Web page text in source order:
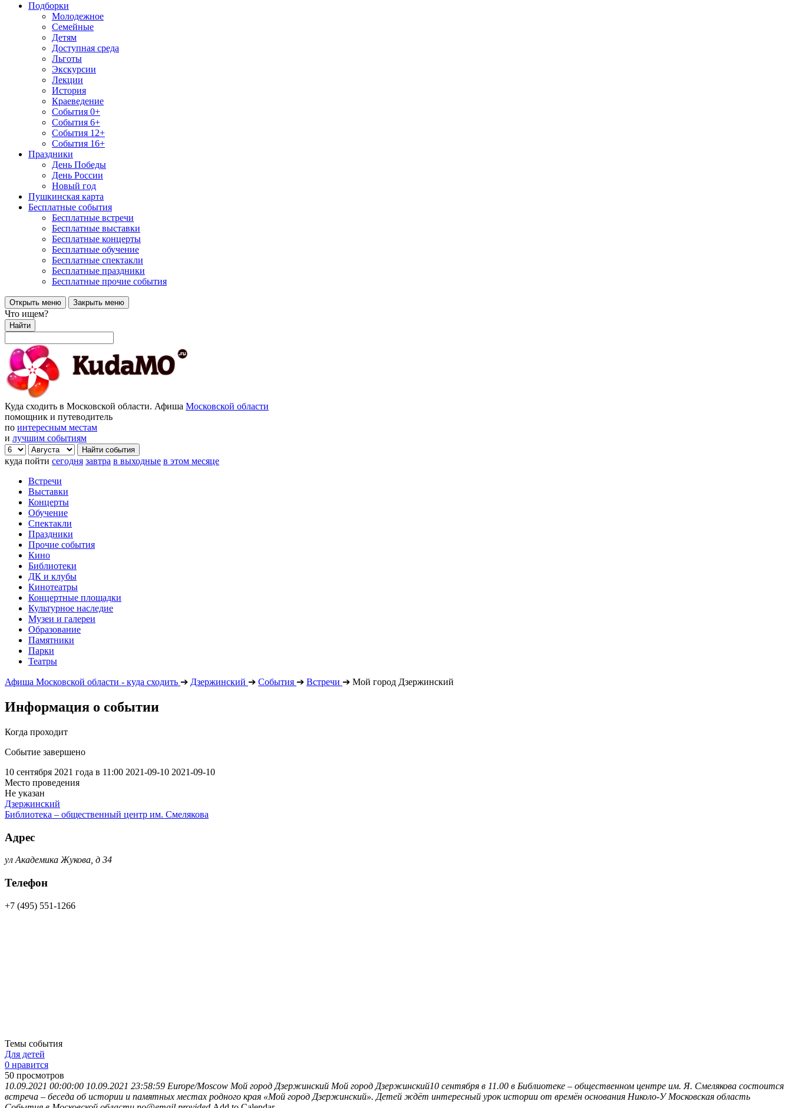
Подборки
Молодежное
Семейные
Детям
Доступная среда
Льготы
Экскурсии
Лекции
История
Краеведение
События 0+
События 6+
События 12+
События 16+
Праздники
День Победы
День России
Новый год
Пушкинская карта
Бесплатные события
Бесплатные встречи
Бесплатные выставки
Бесплатные концерты
Бесплатные обучение
Бесплатные спектакли
Бесплатные праздники
Бесплатные прочие события
Открыть меню Закрыть меню
Что ищем?
Найти
Куда сходить в Московской области. Афиша Московской области
помощник и путеводитель
по интересным местам
и лучшим событиям
куда пойти сегодня завтра в выходные в этом месяце
Встречи
Выставки
Концерты
Обучение
Спектакли
Праздники
Прочие события
Кино
Библиотеки
ДК и клубы
Кинотеатры
Концертные площадки
Культурное наследие
Музеи и галереи
Образование
Памятники
Парки
Театры
Афиша Московской области - куда сходить ➔ Дзержинский ➔ События ➔ Встречи ➔ Мой город Дзержинский
Информация о событии
Когда проходит
Событие завершено
10 сентября 2021 года в 11:00 2021-09-10 2021-09-10
Место проведения
Не указан
Дзержинский
Библиотека – общественный центр им. Смелякова
Адрес
ул Академика Жукова, д 34
Телефон
+7 (495) 551-1266
Темы события
Для детей
0 нравится
50 просмотров
10.09.2021 00:00:00 10.09.2021 23:58:59 Europe/Moscow Мой город Дзержинский Мой город Дзержинский10 сентября в 11.00 в Библиотеке – общественном центре им. Я. Смелякова состоится
встреча – беседа об истории и памятных местах родного края «Мой город Дзержинский». Детей ждёт интересный урок истории от времён основания Николо-У Московская область